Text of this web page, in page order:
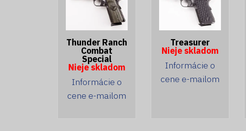
Thunder Ranch
Combat
Special
Nieje skladom
Informácie o
cene e-mailom
Treasurer
Nieje skladom
Informácie o
cene e-mailom